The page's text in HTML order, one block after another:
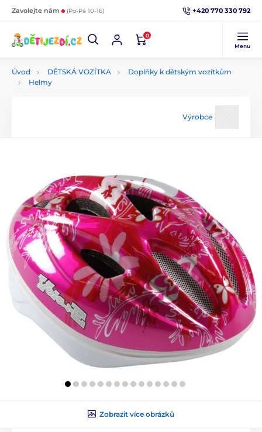
Zavolejte nám (Po-Pá 10-16) +420 770 330 792
0
Menu
Úvod DĚTSKÁ VOZÍTKA
Doplňky k dětským vozítkům
Helmy
Výrobce
Zobrazit více obrázků